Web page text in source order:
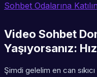
Sohbet Odalarına
Video Sohbet
Yaşıyorsanız:
Şimdi gelelim en can sıkıcı